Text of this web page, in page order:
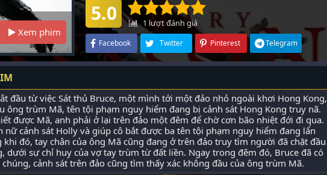
Xem phim
5.0 1 lượt đánh giá
Facebook Twitter Pinterest Telegram
đầu từ việc Sát thủ Bruce, một mình tới một đảo nhỏ ngoài khơi Hong Kong,
ông trùm Mã, tên tội phạm nguy hiểm đang bị cảnh sát Hong Kong truy nã.
được Mã, anh phải ở lại trên đảo một đêm để chờ cơn bão nhiệt đới đi qua.
nữ cảnh sát Holly và giúp cô bắt được ba tên tội phạm nguy hiểm đang lẩn
khi đó, tay chân của ông Mã cũng đang ở trên đảo truy tìm người đã chặt đầu
dưới sự chỉ huy của vợ tay trùm từ đất liền. Ngay trong đêm đó, Bruce đã có
cảnh sát trên đảo cũng tìm thấy xác không đầu của ông trùm Mã.